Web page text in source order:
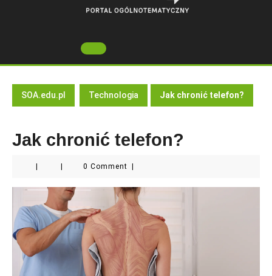
Open
Button
SOA.edu.pl Technologia Jak chronić telefon?
Jak chronić telefon?
0 Comment